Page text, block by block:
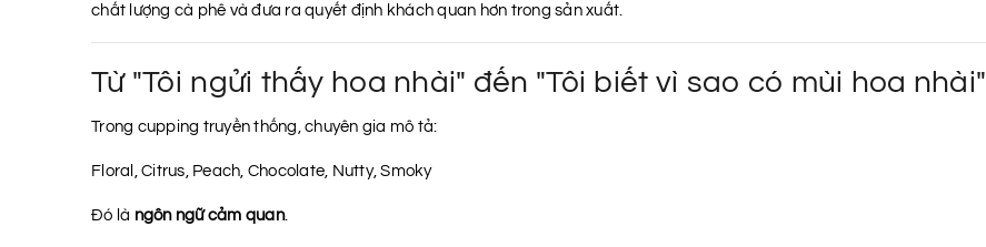
chất lượng cà phê và đưa ra quyết định khách quan hơn trong sản xuất.
Từ "Tôi ngửi thấy hoa nhài" đến "Tôi biết vì sao có mùi hoa nhài"
Trong cupping truyền thống, chuyên gia mô tả:
Floral, Citrus, Peach, Chocolate, Nutty, Smoky
Đó là ngôn ngữ cảm quan.